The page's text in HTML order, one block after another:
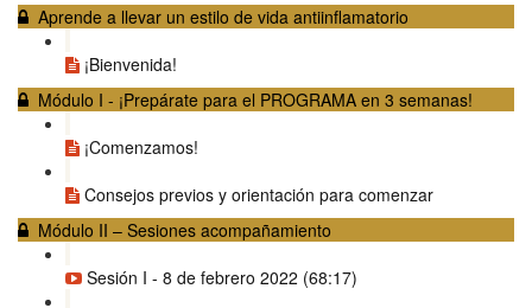
Aprende a llevar un estilo de vida antiinflamatorio
¡Bienvenida!
Módulo I - ¡Prepárate para el PROGRAMA en 3 semanas!
¡Comenzamos!
Consejos previos y orientación para comenzar
Módulo II – Sesiones acompañamiento
Sesión I - 8 de febrero 2022 (68:17)